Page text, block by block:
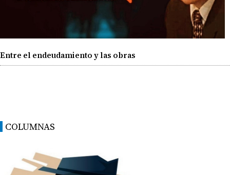
Entre el endeudamiento y las obras
COLUMNAS